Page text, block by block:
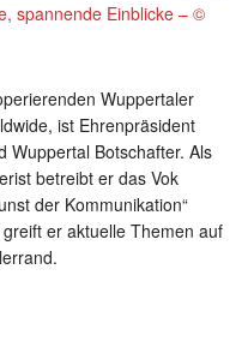
spannende Einblicke – ©
Wuppertaler
ist Ehrenpräsident
Wuppertal Botschafter. Als
betreibt er das Vok
der Kommunikation“
er aktuelle Themen auf